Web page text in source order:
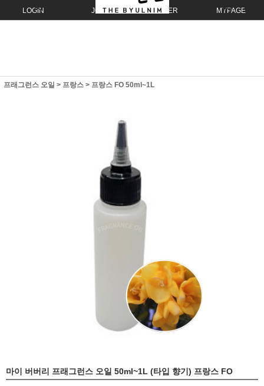
LOGIN JOIN ORDER MYPAGE
프래그런스 오일 > 프랑스 > 프랑스 FO 50ml~1L
마이 버버리 프래그런스 오일 50ml~1L (타입 향기) 프랑스 FO